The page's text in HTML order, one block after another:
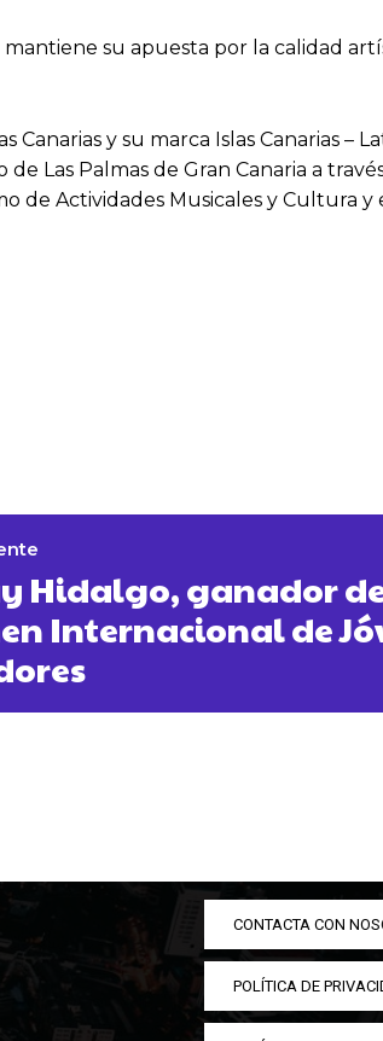
su apuesta por la calidad
y su marca Islas Canarias –
Las Palmas de Gran Canaria a
de Actividades Musicales y Cultura y
Hidalgo, ganador
Internacional de
CONTACTA CON
POLÍTICA DE